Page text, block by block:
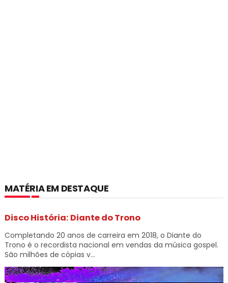
MATÉRIA EM DESTAQUE
Disco História: Diante do Trono
Completando 20 anos de carreira em 2018, o Diante do
Trono é o recordista nacional em vendas da música gospel.
São milhões de cópias v...